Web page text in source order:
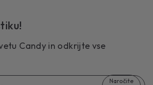
Candy in odkrijte vse
Naročite